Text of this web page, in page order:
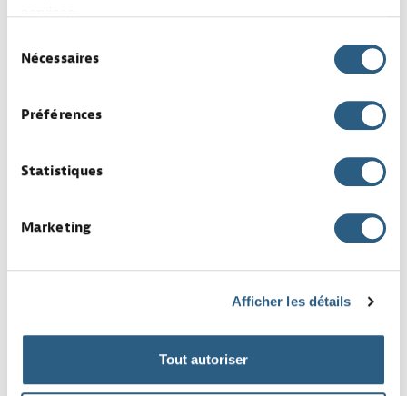
Nécessaires
Préférences
Statistiques
Marketing
Afficher les détails
Tout autoriser
confirmé (H/F) – 3x8 / 4x8
Industrie
Grevenmacher
Technicien de maintenance
industrielle (H/F)